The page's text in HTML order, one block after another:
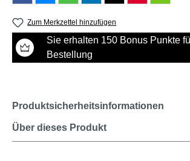
Zum Merkzettel hinzufügen
Sie erhalten 150 Bonus Punkte
Bestellung
Über dieses Produkt
Produktsicherheitsinformationen